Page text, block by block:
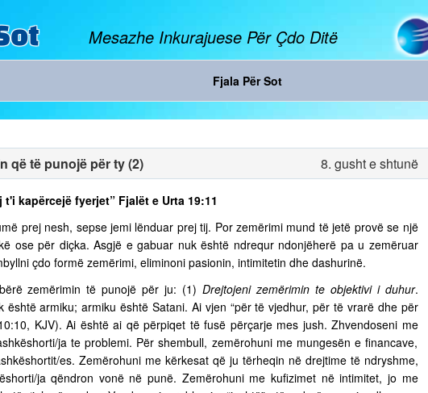
Mesazhe Inkurajuese Për Çdo Ditë
Fjala Për Sot
që të punojë për ty (2) 8. gusht e shtunë
kapërcejë fyerjet” Fjalët e Urta 19:11
prej nesh, sepse jemi lënduar prej tij. Por zemërimi mund të jetë provë se një
ose për diçka. Asgjë e gabuar nuk është ndrequr ndonjëherë pa u zemëruar
çdo formë zemërimi, eliminoni pasionin, intimitetin dhe dashurinë.
zemërimin të punojë për ju: (1) Drejtojeni zemërimin te objektivi i duhur.
është armiku; armiku është Satani. Ai vjen “për të vjedhur, për të vrarë dhe për
KJV). Ai është ai që përpiqet të fusë përçarje mes jush. Zhvendoseni me
ja te problemi. Për shembull, zemërohuni me mungesën e financave,
es. Zemërohuni me kërkesat që ju tërheqin në drejtime të ndryshme,
ja qëndron vonë në punë. Zemërohuni me kufizimet në intimitet, jo me